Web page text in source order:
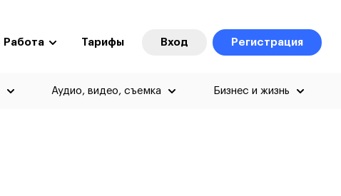
Работа Тарифы Вход Регистрация
Аудио, видео, съемка Бизнес и жизнь